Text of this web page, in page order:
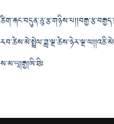
ཚིག་རྐང་བདུན་ཅུ་རྩ་གཉིས་པ།
རབ་ཚེས་མེ་སྤྲེལ་ཟླ་ལྔ་ཚེས་ཉེར་ལྔ་ལ།
ས་མ་ཡཱ། རྒྱ། ཨི་ཐིཿ